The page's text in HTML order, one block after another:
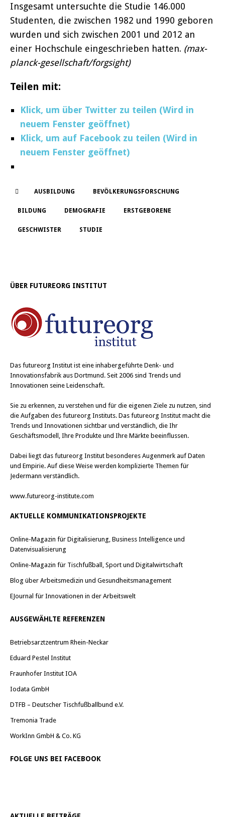
Insgesamt untersuchte die Studie 146.000
Studenten, die zwischen 1982 und 1990 geboren
wurden und sich zwischen 2001 und 2012 an
einer Hochschule eingeschrieben hatten. (max-
planck-gesellschaft/forgsight)
Teilen mit:
Klick, um über Twitter zu teilen (Wird in
neuem Fenster geöffnet)
Klick, um auf Facebook zu teilen (Wird in
neuem Fenster geöffnet)
AUSBILDUNG BEVÖLKERUNGSFORSCHUNG
BILDUNG DEMOGRAFIE ERSTGEBORENE
GESCHWISTER STUDIE
ÜBER FUTUREORG INSTITUT
Das futureorg Institut ist eine inhabergeführte Denk- und
Innovationsfabrik aus Dortmund. Seit 2006 sind Trends und
Innovationen seine Leidenschaft.
Sie zu erkennen, zu verstehen und für die eigenen Ziele zu nutzen, sind
die Aufgaben des futureorg Instituts. Das futureorg Institut macht die
Trends und Innovationen sichtbar und verständlich, die Ihr
Geschäftsmodell, Ihre Produkte und Ihre Märkte beeinflussen.
Dabei liegt das futureorg Institut besonderes Augenmerk auf Daten
und Empirie. Auf diese Weise werden komplizierte Themen für
Jedermann verständlich.
www.futureorg-institute.com
AKTUELLE KOMMUNIKATIONSPROJEKTE
Online-Magazin für Digitalisierung, Business Intelligence und
Datenvisualisierung
Online-Magazin für Tischfußball, Sport und Digitalwirtschaft
Blog über Arbeitsmedizin und Gesundheitsmanagement
EJournal für Innovationen in der Arbeitswelt
AUSGEWÄHLTE REFERENZEN
Betriebsarztzentrum Rhein-Neckar
Eduard Pestel Institut
Fraunhofer Institut IOA
Iodata GmbH
DTFB – Deutscher Tischfußballbund e.V.
Tremonia Trade
WorkInn GmbH & Co. KG
FOLGE UNS BEI FACEBOOK